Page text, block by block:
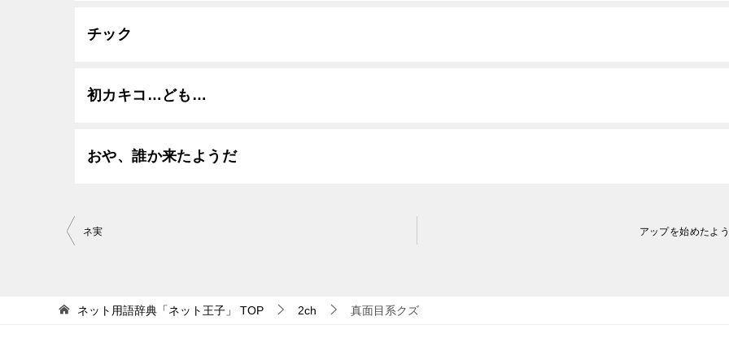
チック
初カキコ…ども…
おや、誰か来たようだ
投
ビ
ネ実 アップを始めたよ
ネット用語辞典「ネット王子」 TOP 2ch 真面目系クズ